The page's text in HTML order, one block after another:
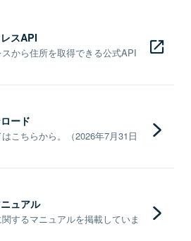
スAPI
から住所を取得できる公式API
ード
こちらから。（2026年7月31日
ュアル
するマニュアルを掲載していま